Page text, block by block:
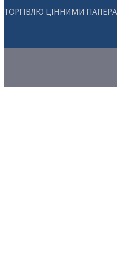
ТОРГІВЛЮ ЦІННИМИ